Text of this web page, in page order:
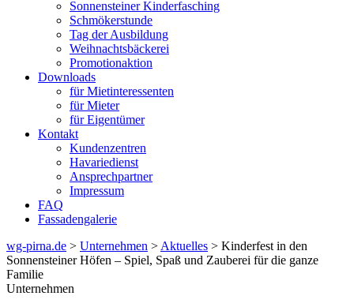
Sonnensteiner Kinderfasching
Schmökerstunde
Tag der Ausbildung
Weihnachtsbäckerei
Promotionaktion
Downloads
für Mietinteressenten
für Mieter
für Eigentümer
Kontakt
Kundenzentren
Havariedienst
Ansprechpartner
Impressum
FAQ
Fassadengalerie
wg-pirna.de > Unternehmen > Aktuelles > Kinderfest in den
Sonnensteiner Höfen – Spiel, Spaß und Zauberei für die ganze
Familie
Unternehmen